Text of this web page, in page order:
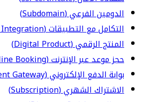
الدومين الفرعي (Subdomain)
التكامل مع التطبيقات (App Integration)
المنتج الرقمي (Digital Product)
حجز موعد عبر الإنترنت (Online Booking)
بوابة الدفع الإلكتروني (Payment Gateway)
الاشتراك الشهري (Subscription)